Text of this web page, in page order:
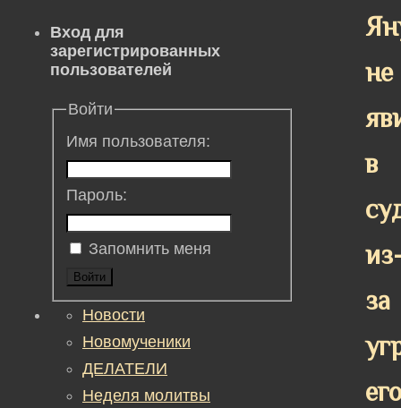
не
в
за
его
Вход для
зарегистрированных
пользователей
Войти
Имя пользователя:
Пароль:
Запомнить меня
Войти
Новости
Новомученики
ДЕЛАТЕЛИ
Неделя молитвы